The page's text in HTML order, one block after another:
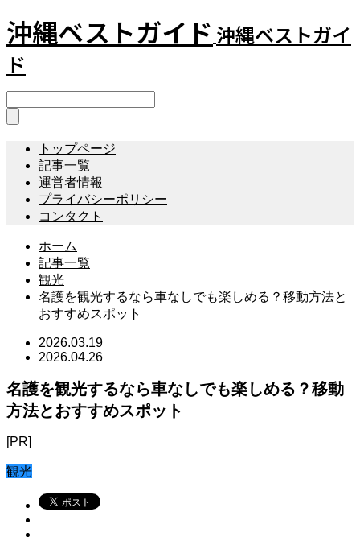
沖縄ベストガイド 沖縄ベストガイ
ド
トップページ
記事一覧
運営者情報
プライバシーポリシー
コンタクト
ホーム
記事一覧
観光
名護を観光するなら車なしでも楽しめる？移動方法と
おすすめスポット
2026.03.19
2026.04.26
名護を観光するなら車なしでも楽しめる？移動
方法とおすすめスポット
[PR]
観光